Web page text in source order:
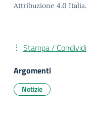
Attribuzione 4.0 Italia.
Stampa / Condividi
Argomenti
Notizie